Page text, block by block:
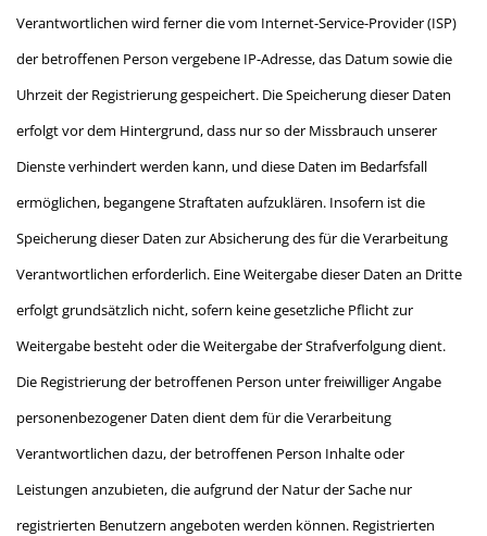
Verantwortlichen wird ferner die vom Internet-Service-Provider (ISP)
der betroffenen Person vergebene IP-Adresse, das Datum sowie die
Uhrzeit der Registrierung gespeichert. Die Speicherung dieser Daten
erfolgt vor dem Hintergrund, dass nur so der Missbrauch unserer
Dienste verhindert werden kann, und diese Daten im Bedarfsfall
ermöglichen, begangene Straftaten aufzuklären. Insofern ist die
Speicherung dieser Daten zur Absicherung des für die Verarbeitung
Verantwortlichen erforderlich. Eine Weitergabe dieser Daten an Dritte
erfolgt grundsätzlich nicht, sofern keine gesetzliche Pflicht zur
Weitergabe besteht oder die Weitergabe der Strafverfolgung dient.
Die Registrierung der betroffenen Person unter freiwilliger Angabe
personenbezogener Daten dient dem für die Verarbeitung
Verantwortlichen dazu, der betroffenen Person Inhalte oder
Leistungen anzubieten, die aufgrund der Natur der Sache nur
registrierten Benutzern angeboten werden können. Registrierten